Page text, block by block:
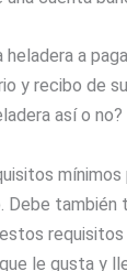
heladera a
y recibo de
así o no?
mínimos
Debe también
le gusta y